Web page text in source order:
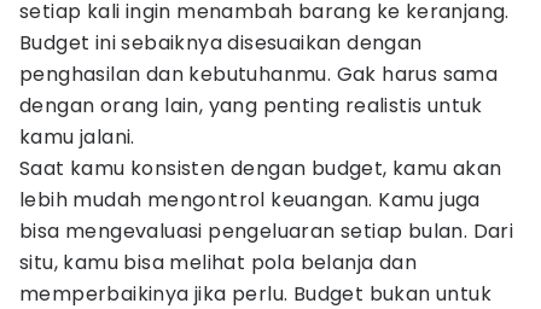
setiap kali ingin menambah barang ke keranjang.
Budget ini sebaiknya disesuaikan dengan
penghasilan dan kebutuhanmu. Gak harus sama
dengan orang lain, yang penting realistis untuk
kamu jalani.
Saat kamu konsisten dengan budget, kamu akan
lebih mudah mengontrol keuangan. Kamu juga
bisa mengevaluasi pengeluaran setiap bulan. Dari
situ, kamu bisa melihat pola belanja dan
memperbaikinya jika perlu. Budget bukan untuk